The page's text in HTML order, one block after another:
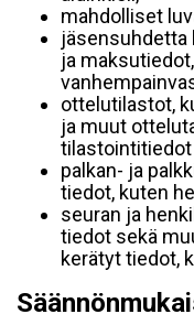
mahdolliset
jäsensuhdetta
ja
ottelutilastot,
ja muut
tilastointitiedot
palkan- ja
tiedot, kuten
seuran ja
tiedot sekä
kerätyt tiedot,